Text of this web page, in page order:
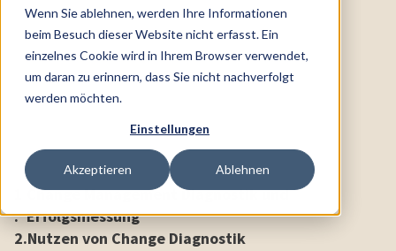
Wenn Sie ablehnen, werden Ihre Informationen
beim Besuch dieser Website nicht erfasst. Ein
einzelnes Cookie wird in Ihrem Browser verwendet,
um daran zu erinnern, dass Sie nicht nachverfolgt
werden möchten.
Einstellungen
Akzeptieren Ablehnen
.
Change Management Diagnostik und
Erfolgsmessung
2.Nutzen von Change Diagnostik